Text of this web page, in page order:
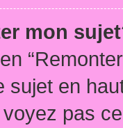
mon
sujet en
pas